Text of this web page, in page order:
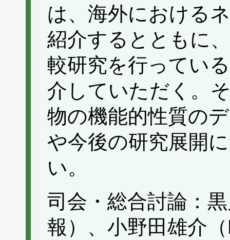
は、海外における
紹介するとともに
較研究を行ってい
介していただく。
物の機能的性質の
や今後の研究展開
い。
司会・総合討論：
報）、小野田雄介